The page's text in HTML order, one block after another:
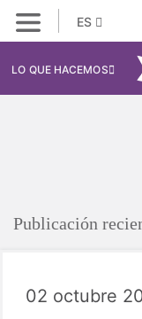
ES
LO QUE HACEMOS
Publicación
02 octubre